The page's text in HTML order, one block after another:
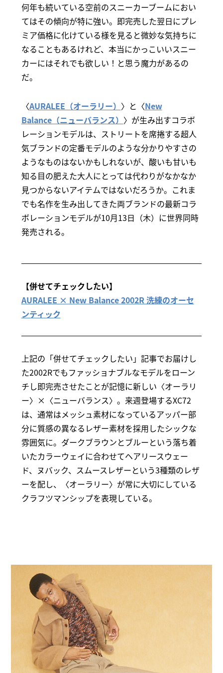
何年も続いている空前のスニーカーブームにおい
てはその傾向が特に強い。即完売した翌日にプレ
ミア価格に化けている様を見ると微妙な気持ちに
なることもあるけれど、本当にかっこいいスニー
カーにはそれでも欲しい！と思う魔力があるの
だ。
〈AURALEE（オーラリー） 〉と〈New
Balance（ニューバランス） 〉が生み出すコラボ
レーションモデルは、ストリートを席捲する超人
気ブランドの定番モデルのような分かりやすさの
ようなものはないかもしれないが、酸いも甘いも
知る目の肥えた大人にとっては代わりがなかなか
見つからないアイテムではないだろうか。これま
でも名作を生み出してきた両ブランドの最新コラ
ボレーションモデルが10月13日（木）に世界同時
発売される。
【併せてチェックしたい】
AURALEE × New Balance 2002R 洗練のオーセ
ンティック
上記の「併せてチェックしたい」記事でお届けし
た2002Rでもファッショナブルなモデルをローン
チし即完売させたことが記憶に新しい〈オーラリ
ー〉×〈ニューバランス〉。来週登場するXC72
は、通常はメッシュ素材になっているアッパー部
分に質感の異なるレザー素材を採用したシックな
雰囲気に。ダークブラウンとブルーという落ち着
いたカラーウェイに合わせてヘアリースウェー
ド、ヌバック、スムースレザーという3種類のレザ
ーを配し、〈オーラリー〉が常に大切にしている
クラフツマンシップを表現している。